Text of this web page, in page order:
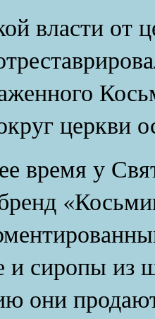
власти от
церкви
время у
и сиропы
они